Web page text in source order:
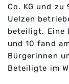
Co. KG und zu
Uelzen
beteiligt. Eine
und 10 fand
Bürgerinnen
Beteiligte im